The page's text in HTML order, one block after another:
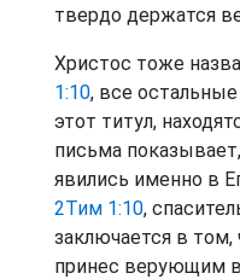
твердо держатся
Христос тоже
1:10, все
этот титул,
письма
явились именно в
2Тим 1:10,
заключается в
принес верующим